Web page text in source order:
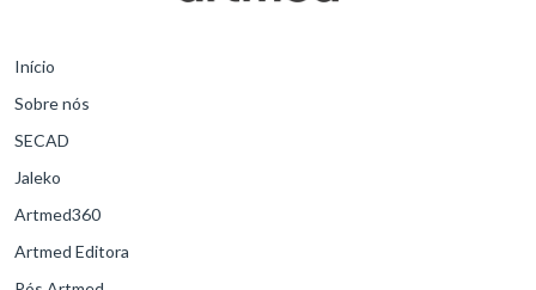
Início
Sobre nós
SECAD
Jaleko
Artmed360
Artmed Editora